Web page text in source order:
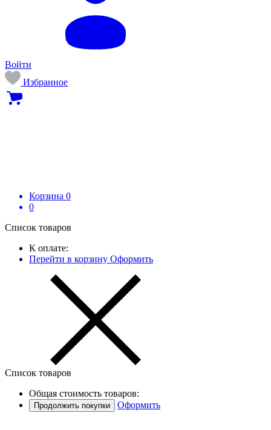
Войти
Избранное
Корзина 0
0
Список товаров
К оплате:
Перейти в корзину Оформить
Список товаров
Общая стоимость товаров:
Продолжить покупки Оформить